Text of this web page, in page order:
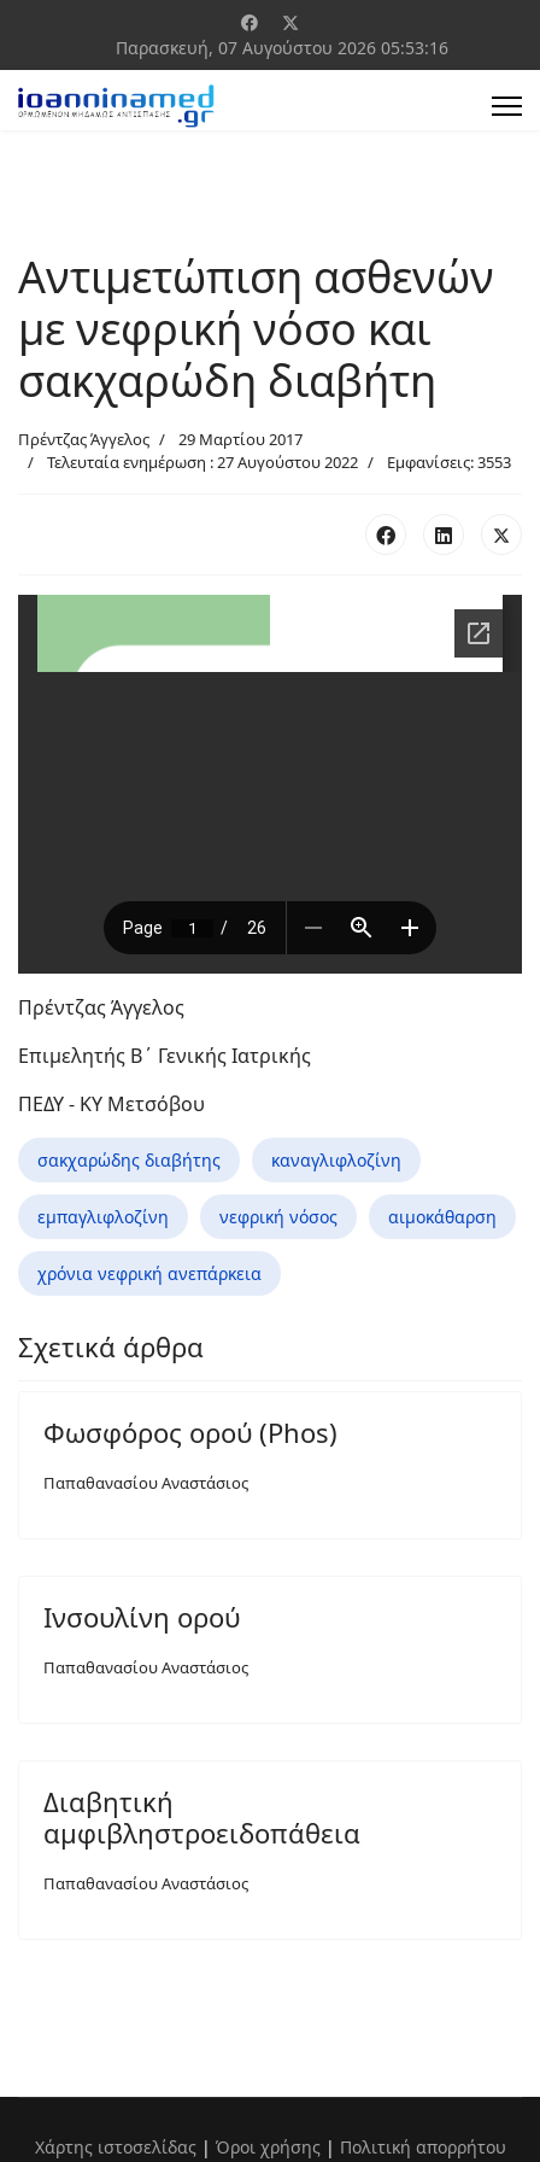
Παρασκευή, 07 Αυγούστου 2026 05:53:16
Αντιμετώπιση ασθενών
με νεφρική νόσο και
σακχαρώδη διαβήτη
Πρέντζας Άγγελος
29 Μαρτίου 2017
Τελευταία ενημέρωση : 27 Αυγούστου 2022
Εμφανίσεις: 3553
Πρέντζας Άγγελος
Επιμελητής Β΄ Γενικής Ιατρικής
ΠΕΔΥ - ΚΥ Μετσόβου
σακχαρώδης διαβήτης καναγλιφλοζίνη
εμπαγλιφλοζίνη νεφρική νόσος αιμοκάθαρση
χρόνια νεφρική ανεπάρκεια
Σχετικά άρθρα
Φωσφόρος ορού (Phos)
Παπαθανασίου Αναστάσιος
Ινσουλίνη ορού
Παπαθανασίου Αναστάσιος
Διαβητική
αμφιβληστροειδοπάθεια
Παπαθανασίου Αναστάσιος
Χάρτης ιστοσελίδας| Όροι χρήσης| Πολιτική απορρήτου